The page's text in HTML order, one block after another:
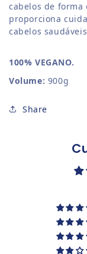
cabelos de forma
proporciona
cabelos
100% VEGANO.
Volume: 900g
Share